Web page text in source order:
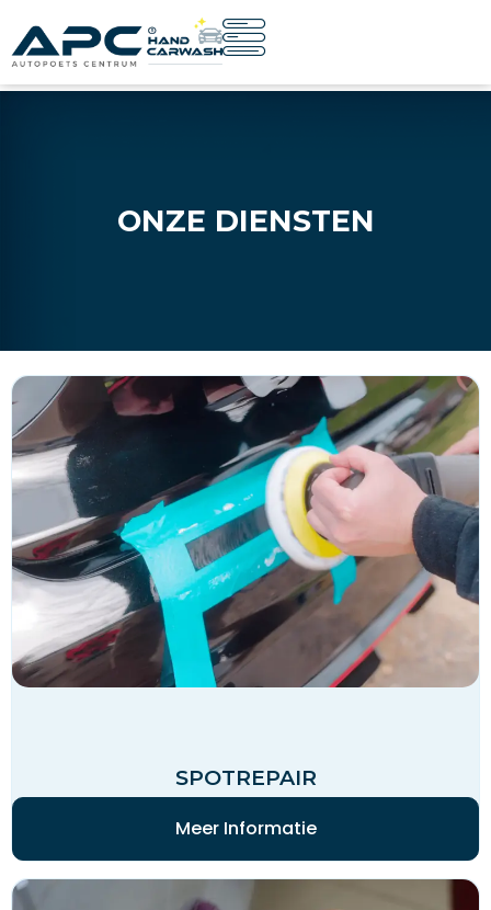
ONZE DIENSTEN
SPOTREPAIR
Meer Informatie